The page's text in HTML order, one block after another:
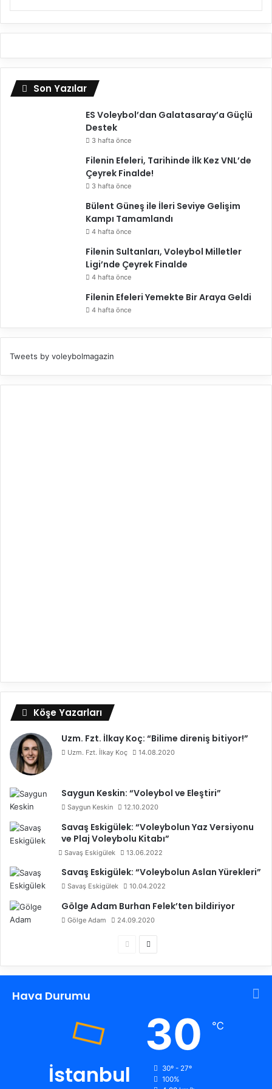
Son Yazılar
ES Voleybol’dan Galatasaray’a Güçlü
Destek
3 hafta önce
Filenin Efeleri, Tarihinde İlk Kez VNL’de
Çeyrek Finalde!
3 hafta önce
Bülent Güneş ile İleri Seviye Gelişim
Kampı Tamamlandı
4 hafta önce
Filenin Sultanları, Voleybol Milletler
Ligi’nde Çeyrek Finalde
4 hafta önce
Filenin Efeleri Yemekte Bir Araya Geldi
4 hafta önce
Tweets by voleybolmagazin
Köşe Yazarları
Uzm. Fzt. İlkay Koç: “Bilime direniş bitiyor!”
Uzm. Fzt. İlkay Koç 14.08.2020
Saygun Keskin: “Voleybol ve Eleştiri”
Saygun Keskin 12.10.2020
Savaş Eskigülek: “Voleybolun Yaz Versiyonu
ve Plaj Voleybolu Kitabı”
Savaş Eskigülek 13.06.2022
Savaş Eskigülek: “Voleybolun Aslan Yürekleri”
Savaş Eskigülek 10.04.2022
Gölge Adam Burhan Felek’ten bildiriyor
Gölge Adam 24.09.2020
c
y
n
k
i
a
Hava Durumu
İstanbul
30 ℃
30º - 27º
100%